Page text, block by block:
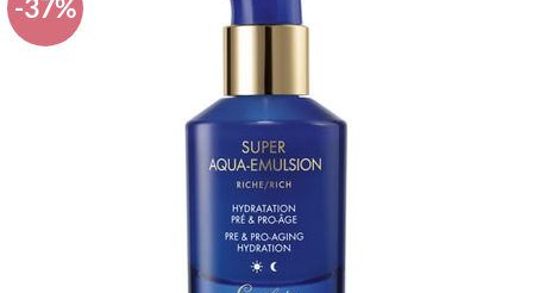
-37%